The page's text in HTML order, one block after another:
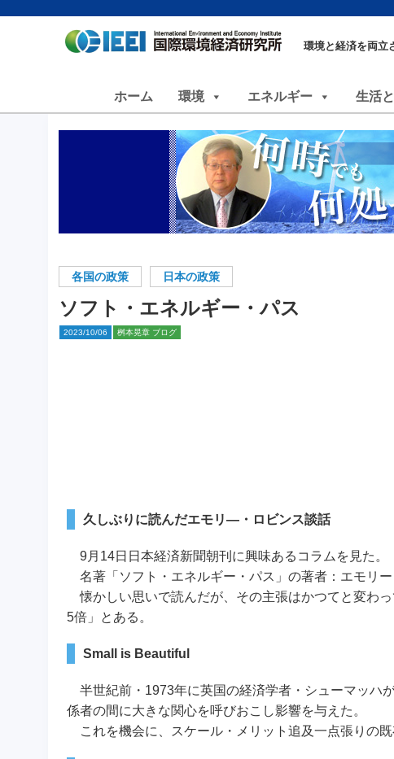
環境と経済を両立
ホーム 環境 エネルギー 生活
各国の政策 日本の政策
ソフト・エネルギー・パス
2023/10/06 桝本晃章 ブログ
久しぶりに読んだエモリ―・ロビンス談話
9月14日日本経済新聞朝刊に興味あるコラムを見た。
名著「ソフト・エネルギー・パス」の著者：エモリー
懐かしい思いで読んだが、その主張はかつてと変わ
5倍」とある。
Small is Beautiful
半世紀前・1973年に英国の経済学者・シューマッハ
係者の間に大きな関心を呼びおこし影響を与えた。
これを機会に、スケール・メリット追及一点張りの